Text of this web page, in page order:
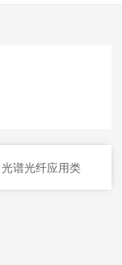
光谱光纤应用类